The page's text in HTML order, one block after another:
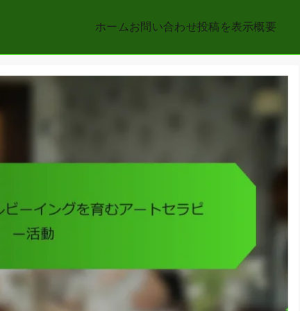
ホーム お問い合わせ投稿を表示概要